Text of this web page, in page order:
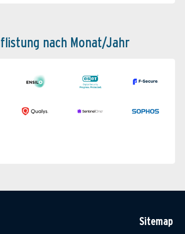
nach Monat/Jahr
Sitemap